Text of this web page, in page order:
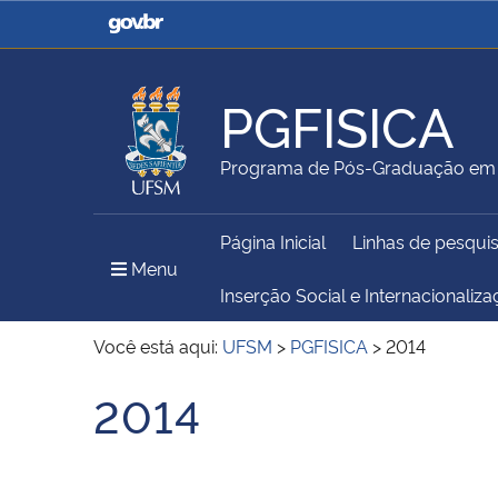
Casa Civil
Ministério da Justiça e
Ministério da Agricultura,
Pecuária e Abastecimento
Ministério da Educação
Ministério do Meio Ambiente Ministério do Turismo
PGFISICA
Programa de Pós-Graduação em
Menu
Página Inicial Linhas de
Inserção Social e
Você está aqui: UFSM > PGFISICA >2014
Início do conteúdo
2014